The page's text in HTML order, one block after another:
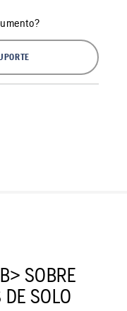
SOBRE
DE SOLO